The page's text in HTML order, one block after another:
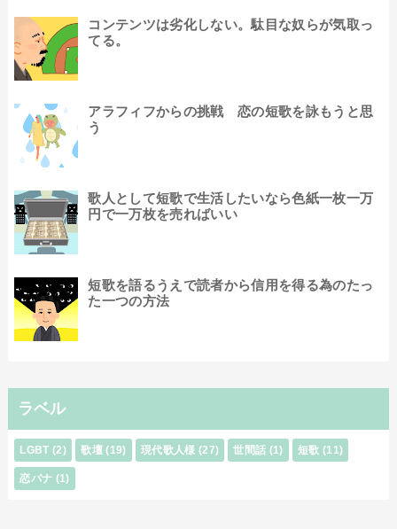
コンテンツは劣化しない。駄目な奴らが気取っ
てる。
アラフィフからの挑戦 恋の短歌を詠もうと思
う
歌人として短歌で生活したいなら色紙一枚一万
円で一万枚を売ればいい
短歌を語るうえで読者から信用を得る為のたっ
た一つの方法
ラベル
LGBT (2) 歌壇 (19) 現代歌人様 (27) 世間話 (1) 短歌 (11)
恋バナ (1)